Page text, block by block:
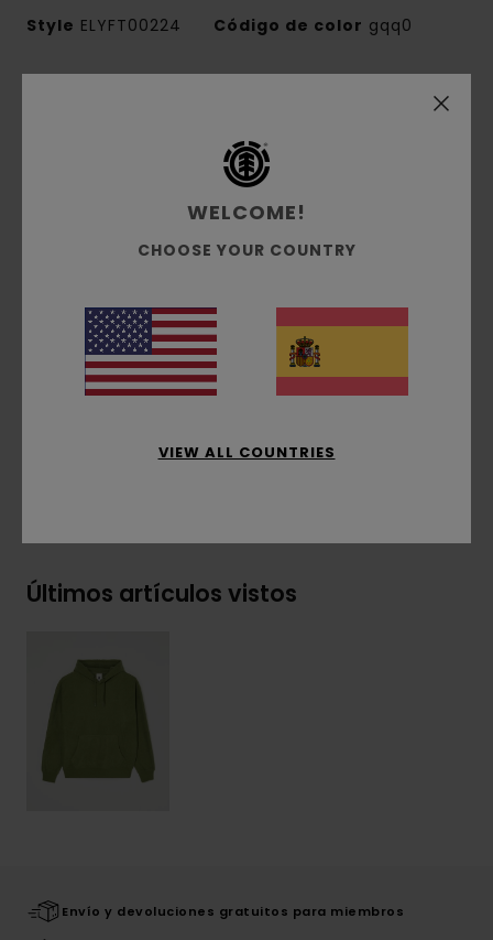
Style ELYFT00224 Código de color gqq0
tejido polar de pana laminada de
poliéster 100% reciclado [360 g/m2]
corte Regular
Bolsillos tipo canguro
Bordado de la marca en el pecho
Etiqueta lateral
Composición[Tejido principal] 100% poliéster
Últimos artículos vistos
Envío y devoluciones gratuitos para miembros
WELCOME!
CHOOSE YOUR COUNTRY
VIEW ALL COUNTRIES